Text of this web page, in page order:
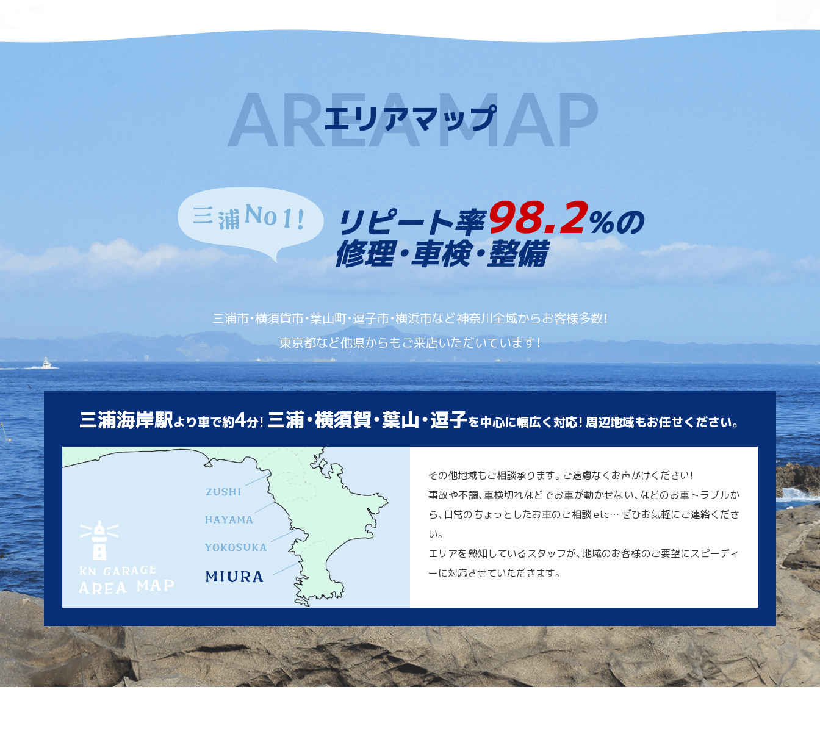
エリアマップ
リピート率98.2%の
修理・車検・整備
三浦市・横須賀市・葉山町・逗子市・横浜市など神奈川全域からお客様多数！
東京都など他県からもご来店いただいています！
三浦海岸駅より車で約4分! 三浦・横須賀・葉山・逗子を中心に幅広く対応! 周辺地域もお任せください。
その他地域もご相談承ります。ご遠慮なくお声がけください！
事故や不調、車検切れなどでお車が動かせない、などのお車トラブルか
ら、日常のちょっとしたお車のご相談 etc… ぜひお気軽にご連絡くださ
い。
エリアを熟知しているスタッフが、地域のお客様のご要望にスピーディ
ーに対応させていただきます。